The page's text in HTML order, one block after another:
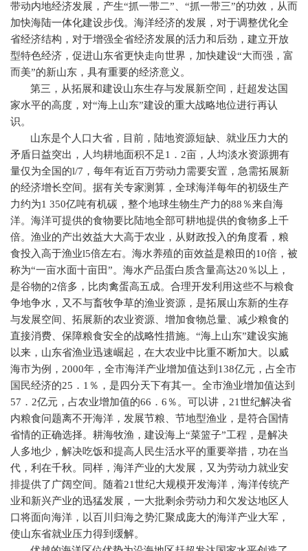
带动内地经济发展，产生“抓一带二”、“抓一带三”的功效，从而
加快海陆一体化建设步伐。海洋经济的发展，对于调整优化全
省经济结构，对于增强全省经济发展的活力和后劲，建立开放
型特色经济，促进山东省更快走向世界，加快建设“大而强，富
而美”的新山东，具有重要的经济意义。
第三，从拓展和建设山东生存与发展新空间，赶超发达国
家水平的高度，对“海上山东”建设的重大战略地位进行再认
识。
山东是个人口大省，目前，陆地资源短缺、就业压力大的
矛盾日益突出，人均耕地面积不足1 ． 2亩，人均淡水资源拥有
量仅为全国的l/7 ，每年有近百万劳动力需要安置，急需拓展新
的经济增长空间。据有关专家测算，全球海洋每年的初级生产
力约为1 350亿吨有机碳，整个地球生物生产力的88 ％来自海
洋。海洋可提供的食物要比陆地全部可耕地提供的食物多上千
倍。渔业的产出效益大大高于农业，从财政投入的角度看，粮
食投入高于渔业l5倍左右。海水养殖的亩效益是粮田的10倍，被
称为“一亩水面十亩田”。海水产品蛋白质含量高达20 ％以上，
是谷物的2倍多，比肉禽蛋高五成。合理开发利用这些不与粮食
争地争水，又不与畜牧争草的渔业资源，是拓展山东新的生存
与发展空间、拓展新的农业资源、增加食物总量、减少粮食的
直接消费、保障粮食安全的战略性措施。“海上山东”建设实施
以来，山东省渔业迅速崛起，在大农业中比重不断加大。以威
海市为例， 2000年，全市海洋产业增加值达到 138亿元，占全市
国民经济的25 ． 1 ％，是四分天下有其一。全市渔业增加值达到
57 ． 2亿元，占农业增加值的66 ． 6 ％。可以讲， 21世纪解决省
内粮食问题离不开海洋，发展节粮、节地型渔业，是符合国情
省情的正确选择。耕海牧渔，建设海上“菜篮子”工程，是解决
人多地少，解决吃饭和提高人民生活水平的重要举措，功在当
代，利在千秋。同样，海洋产业的大发展，又为劳动力就业安
排提供了广阔空间。随着21世纪大规模开发海洋，海洋传统产
业和新兴产业的迅猛发展，一大批剩余劳动力和欠发达地区人
口将面向海洋，以百川归海之势汇聚成庞大的海洋产业大军，
使山东省就业压力得到缓解。